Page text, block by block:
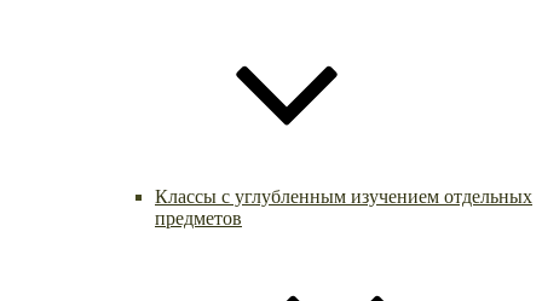
Классы с углубленным изучением отдельных
предметов